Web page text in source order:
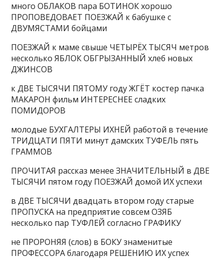
много ОБЛАКОВ пара БОТИНОК хорошо
ПРОПОВЕДОВАЕТ ПОЕЗЖАЙ к бабушке с
ДВУМЯСТАМИ бойцами
ПОЕЗЖАЙ к маме свыше ЧЕТЫРЁХ ТЫСЯЧ метров
несколько ЯБЛОК ОБГРЫЗАННЫЙ хлеб новых
ДЖИНСОВ
к ДВЕ ТЫСЯЧИ ПЯТОМУ году ЖГЁТ костер пачка
МАКАРОН фильм ИНТЕРЕСНЕЕ сладких
ПОМИДОРОВ
молодые БУХГАЛТЕРЫ ИХНЕЙ работой в течение
ТРИДЦАТИ ПЯТИ минут дамских ТУФЕЛЬ пять
ГРАММОВ
ПРОЧИТАЯ рассказ менее ЗНАЧИТЕЛЬНЫЙ в ДВЕ
ТЫСЯЧИ пятом году ПОЕЗЖАЙ домой ИХ успехи
в ДВЕ ТЫСЯЧИ двадцать втором году старые
ПРОПУСКА на предприятие совсем ОЗЯБ
несколько пар ТУФЛЕЙ согласно ГРАФИКУ
не ПРОРОНЯЯ (слов) в БОКУ знаменитые
ПРОФЕССОРА благодаря РЕШЕНИЮ ИХ успех